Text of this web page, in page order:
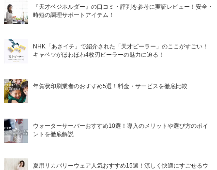
『天才ベジホルダー』の口コミ・評判を参考に実証レビュー！安全・
時短の調理サポートアイテム！
NHK「あさイチ」で紹介された「天才ピーラー」のここがすごい！
キャベツがほわほわ4枚刃ピーラーの魅力に迫る！
年賀状印刷業者のおすすめ5選！料金・サービスを徹底比較
ウォーターサーバーおすすめ10選！導入のメリットや選び方のポイ
ントを徹底解説
夏用リカバリーウェア人気おすすめ15選！涼しく快適にすごせるウ